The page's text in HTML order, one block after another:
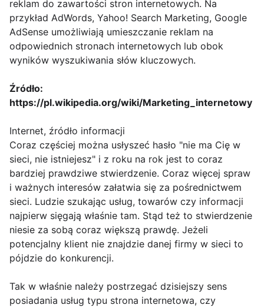
reklam do zawartości stron internetowych. Na
przykład AdWords, Yahoo! Search Marketing, Google
AdSense umożliwiają umieszczanie reklam na
odpowiednich stronach internetowych lub obok
wyników wyszukiwania słów kluczowych.
Źródło:
https://pl.wikipedia.org/wiki/Marketing_internetowy
Internet, źródło informacji
Coraz częściej można usłyszeć hasło "nie ma Cię w
sieci, nie istniejesz" i z roku na rok jest to coraz
bardziej prawdziwe stwierdzenie. Coraz więcej spraw
i ważnych interesów załatwia się za pośrednictwem
sieci. Ludzie szukając usług, towarów czy informacji
najpierw sięgają właśnie tam. Stąd też to stwierdzenie
niesie za sobą coraz większą prawdę. Jeżeli
potencjalny klient nie znajdzie danej firmy w sieci to
pójdzie do konkurencji.
Tak w właśnie należy postrzegać dzisiejszy sens
posiadania usług typu strona internetowa, czy